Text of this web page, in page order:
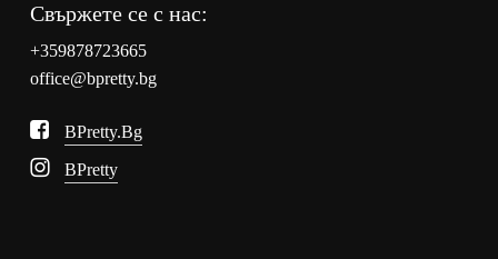
Свържете се с нас:
+359878723665
office@bpretty.bg
BPretty.bg
BPretty